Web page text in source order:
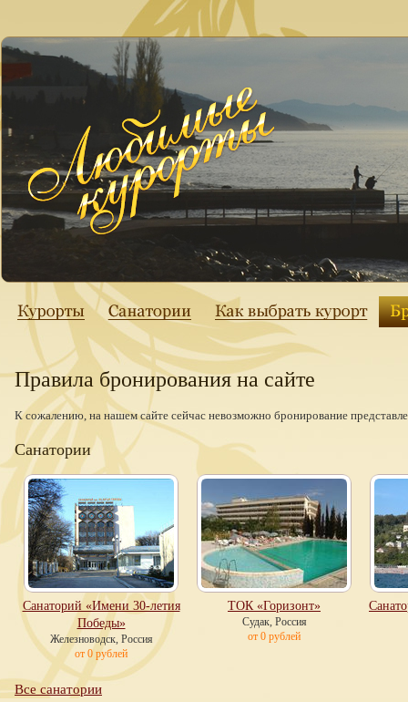
Правила бронирования на сайте
К сожалению, на нашем сайте сейчас невозможно бронирование
Санатории
Санаторий «Имени 30-летия
Победы»
Железноводск, Россия
от 0 рублей
ТОК «Горизонт»
Судак, Россия
от 0 рублей
Все санатории